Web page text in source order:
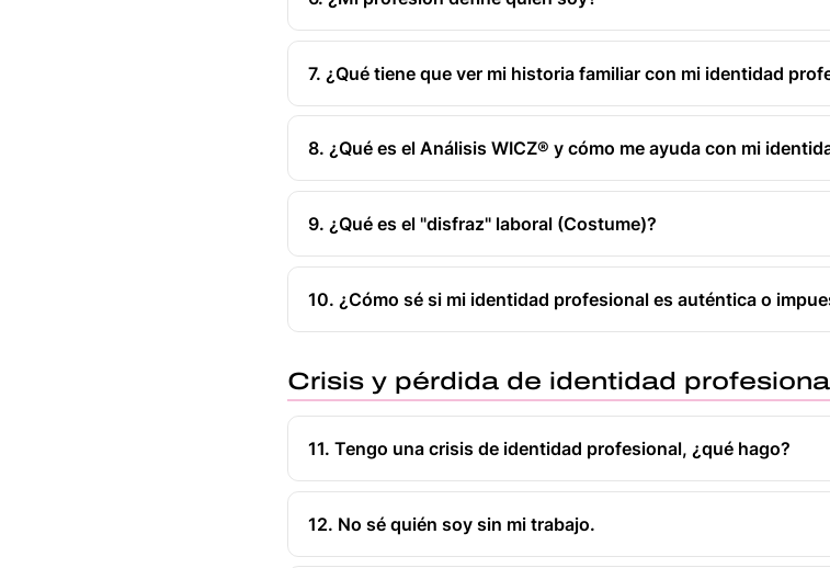
7. ¿Qué tiene que ver mi historia familiar con mi identidad
8. ¿Qué es el Análisis WICZ® y cómo me ayuda con mi
9. ¿Qué es el "disfraz" laboral (Costume)?
10. ¿Cómo sé si mi identidad profesional es auténtica o
Crisis y pérdida de identidad profesional
11. Tengo una crisis de identidad profesional, ¿qué hago?
12. No sé quién soy sin mi trabajo.